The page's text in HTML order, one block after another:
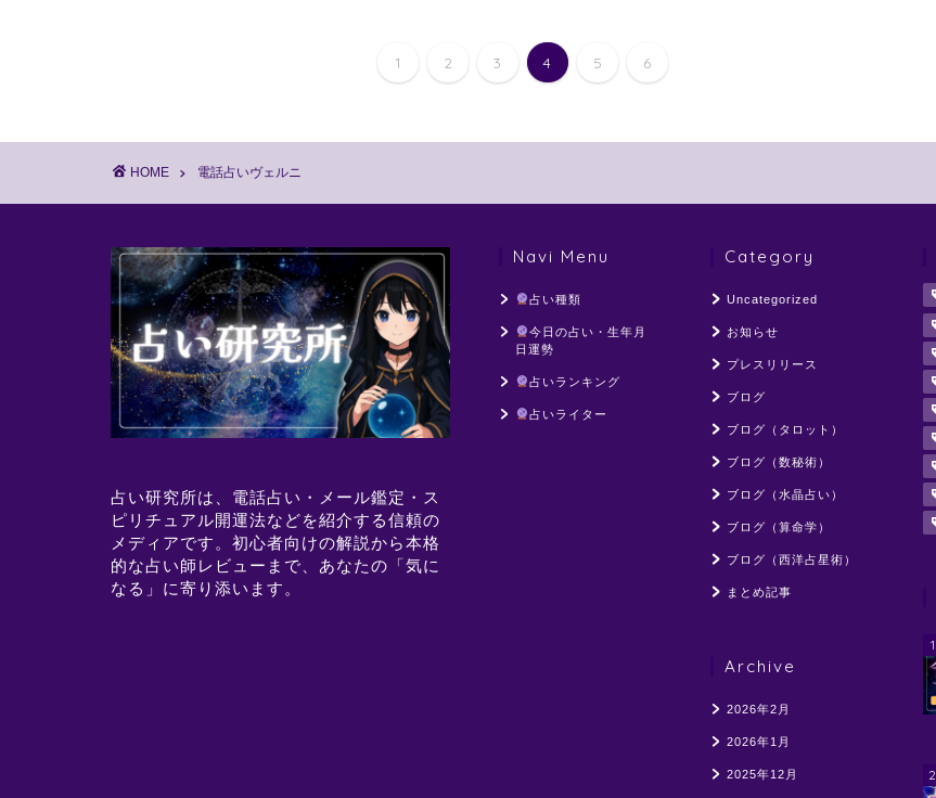
1 2 3 4 5 6
HOME 電話占いヴェルニ
占い研究所は、電話占い・メール鑑定・ス
ピリチュアル開運法などを紹介する信頼の
メディアです。初心者向けの解説から本格
的な占い師レビューまで、あなたの「気に
なる」に寄り添います。
Navi Menu
占い種類
今日の占い・生年月
日運勢
占いランキング
占いライター
Category
Uncategorized
お知らせ
プレスリリース
ブログ
ブログ（タロット）
ブログ（数秘術）
ブログ（水晶占い）
ブログ（算命学）
ブログ（西洋占星術）
まとめ記事
Archive
2026年2月
2026年1月
2025年12月
1
2